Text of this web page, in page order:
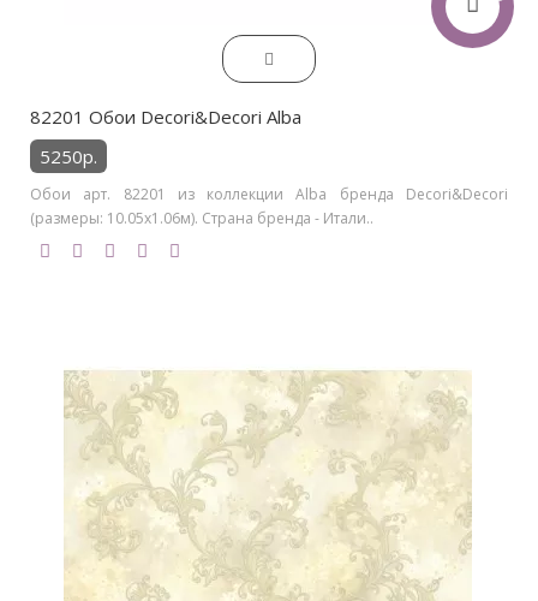
82201 Обои Decori&Decori Alba
5250р.
Обои арт. 82201 из коллекции Alba бренда Decori&Decori
(размеры: 10.05х1.06м). Страна бренда - Итали..